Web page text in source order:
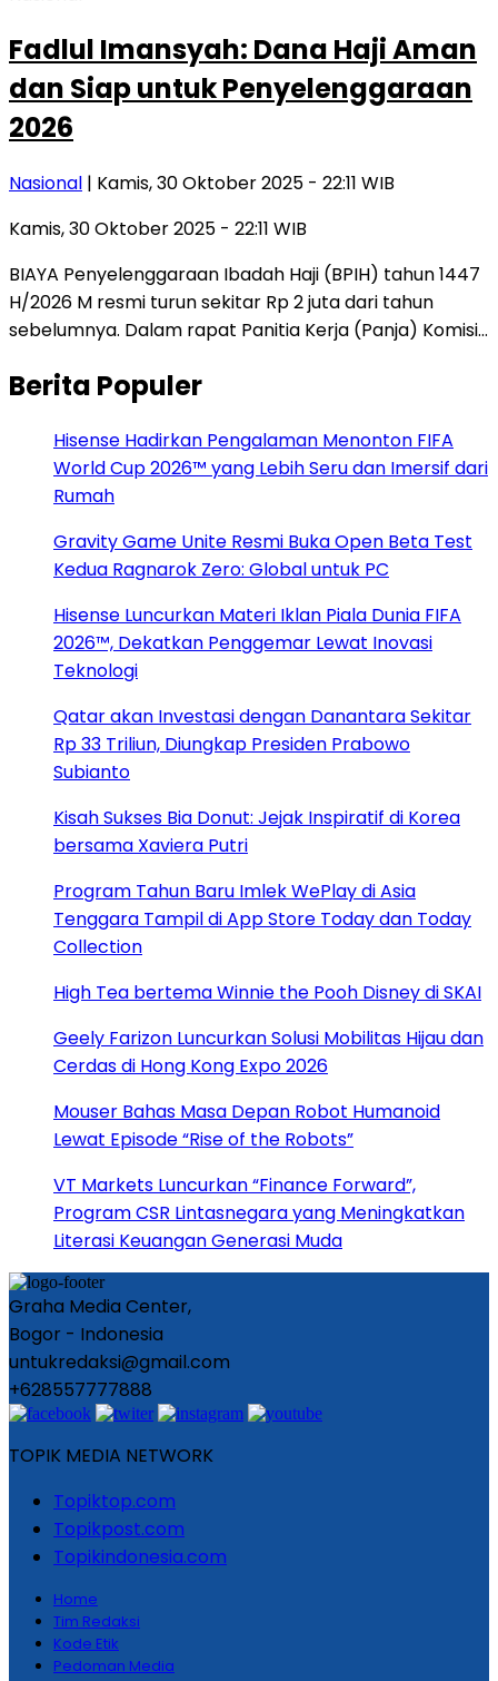
Fadlul Imansyah: Dana Haji Aman
dan Siap untuk Penyelenggaraan
2026
Nasional | Kamis, 30 Oktober 2025 - 22:11 WIB
Kamis, 30 Oktober 2025 - 22:11 WIB
BIAYA Penyelenggaraan Ibadah Haji (BPIH) tahun 1447
H/2026 M resmi turun sekitar Rp 2 juta dari tahun
sebelumnya. Dalam rapat Panitia Kerja (Panja) Komisi…
Berita Populer
Hisense Hadirkan Pengalaman Menonton FIFA
World Cup 2026™ yang Lebih Seru dan Imersif dari
Rumah
Gravity Game Unite Resmi Buka Open Beta Test
Kedua Ragnarok Zero: Global untuk PC
Hisense Luncurkan Materi Iklan Piala Dunia FIFA
2026™, Dekatkan Penggemar Lewat Inovasi
Teknologi
Qatar akan Investasi dengan Danantara Sekitar
Rp 33 Triliun, Diungkap Presiden Prabowo
Subianto
Kisah Sukses Bia Donut: Jejak Inspiratif di Korea
bersama Xaviera Putri
Program Tahun Baru Imlek WePlay di Asia
Tenggara Tampil di App Store Today dan Today
Collection
High Tea bertema Winnie the Pooh Disney di SKAI
Geely Farizon Luncurkan Solusi Mobilitas Hijau dan
Cerdas di Hong Kong Expo 2026
Mouser Bahas Masa Depan Robot Humanoid
Lewat Episode “Rise of the Robots”
VT Markets Luncurkan “Finance Forward”,
Program CSR Lintasnegara yang Meningkatkan
Literasi Keuangan Generasi Muda
Graha Media Center,
Bogor - Indonesia
untukredaksi@gmail.com
+628557777888
TOPIK MEDIA NETWORK
Topiktop.com
Topikpost.com
Topikindonesia.com
Home
Tim Redaksi
Kode Etik
Pedoman Media